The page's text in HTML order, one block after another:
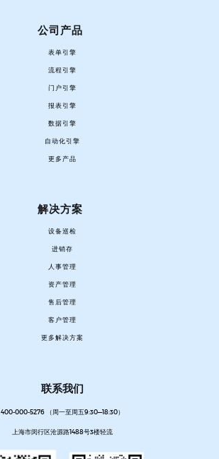
公司产品
表单引擎
流程引擎
门户引擎
报表引擎
数据引擎
自动化引擎
更多产品
解决方案
设备巡检
进销存
人事管理
资产管理
售后管理
客户管理
更多解决方案
联系我们
400-000-5276 （周一至周五9:30—18:30）
上海市闵行区沧源路1488号3楼轻流